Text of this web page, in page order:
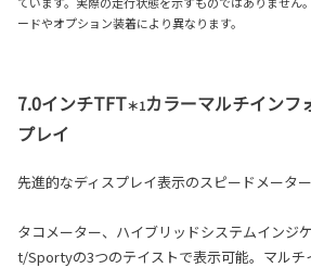
ードやオプション装着により異なります。
7.0インチTFT＊1カラーマルチインフ
プレイ
先進的なディスプレイ表示のスピードメーター
タコメーター、ハイブリッドシステムインジ
t/Sportyの3つのテイストで表示可能。マルチ